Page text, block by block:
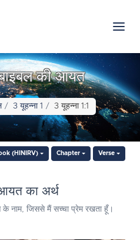
बाइबल की आयत
3 यूहन्ना 1 3 यूहन्ना 1:1
(HINIRV) Chapter Verse
का अर्थ
नाम, जिससे मैं सच्चा प्रेम रखता हूँ।